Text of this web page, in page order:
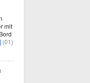
mit
(01)